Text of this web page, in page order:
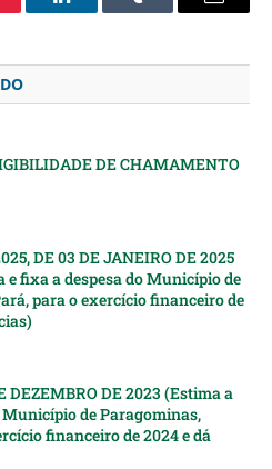
LinkedInTumblr Email
DE CHAMAMENTO
DE 03 DE JANEIRO DE 2025
e fixa a despesa do Município de
para o exercício financeiro de
DEZEMBRO DE 2023 (Estima a
Município de Paragominas,
financeiro de 2024 e dá